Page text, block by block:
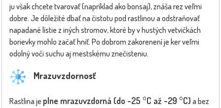
ju však chcete tvarovať (napríklad ako bonsaj), znáša rez veľmi
dobre. Je dôležité dbať na čistotu pod rastlinou a odstraňovať
napadané lístie z iných stromov, ktoré by v hustých vetvičkách
borievky mohlo začať hniť. Po dobrom zakorenení je ker veľmi
odolný voči suchu aj mestskému znečisteniu.
Mrazuvzdornosť
Rastlina je plne mrazuvzdorná (do -25 °C až -29 °C) a bez